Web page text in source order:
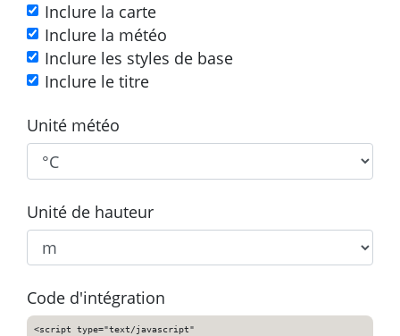
Inclure la carte
Inclure la météo
Inclure les styles de base
Inclure le titre
Unité météo
Unité de hauteur
Code d'intégration
<script type="text/javascript"